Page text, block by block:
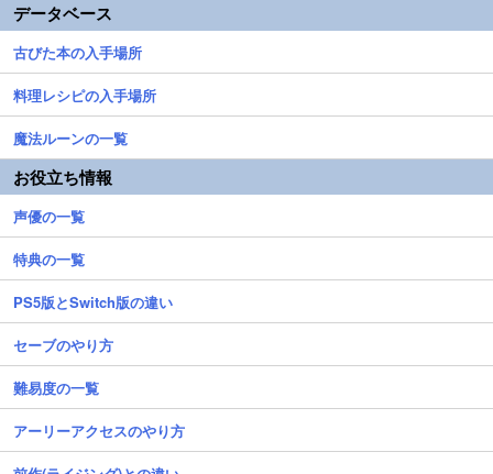
データベース
古びた本の入手場所
料理レシピの入手場所
魔法ルーンの一覧
お役立ち情報
声優の一覧
特典の一覧
PS5版とSwitch版の違い
セーブのやり方
難易度の一覧
アーリーアクセスのやり方